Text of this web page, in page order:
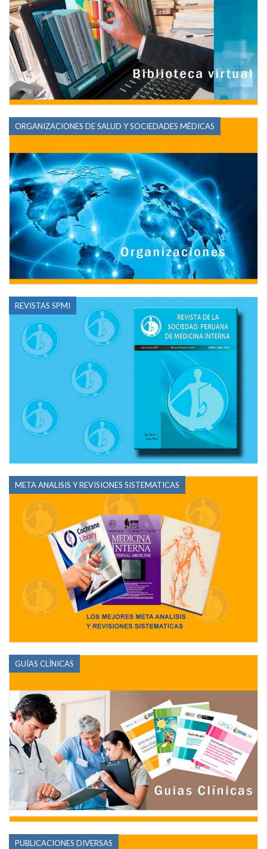
ORGANIZACIONES DE SALUD Y SOCIEDADES MÉDICAS
REVISTAS SPMI
META ANALISIS Y REVISIONES SISTEMATICAS
GUÍAS CLÍNICAS
PUBLICACIONES DIVERSAS